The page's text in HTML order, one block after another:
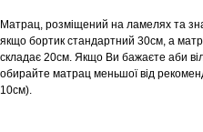
Матрац, розміщений на ламелях та
якщо бортик стандартний 30см, а
складає 20см. Якщо Ви бажаєте аби
обирайте матрац меньшої від
10см).